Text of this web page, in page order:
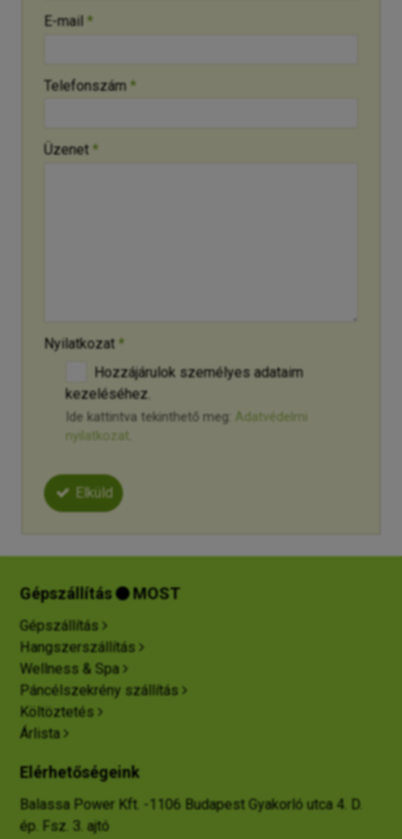
-
E-mail *
Telefonszám *
Üzenet *
Nyilatkozat *
Hozzájárulok személyes adataim
kezeléséhez.
Ide kattintva tekinthető meg: Adatvédelmi
nyilatkozat
Elküld
GépszállításMOST
Gépszállítás
Hangszerszállítás
Wellness & Spa
Páncélszekrény szállítás
Költöztetés
Árlista
Elérhetőségeink
Balassa Power Kft. -1106 Budapest Gyakorló utca 4. D.
ép. Fsz. 3. ajtó